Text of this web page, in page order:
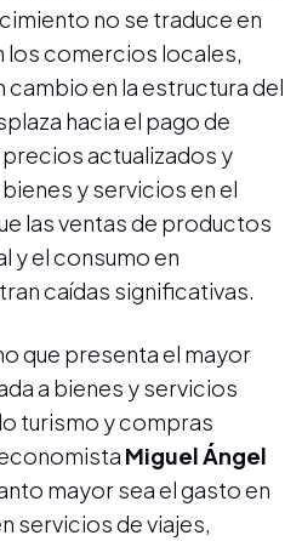
no se traduce en
los comercios locales,
cambio en la estructura del
hacia el pago de
actualizados y
y servicios en el
las ventas de productos
y el consumo en
caídas significativas.
que presenta el mayor
a bienes y servicios
turismo y compras
Miguel Ángel
mayor sea el gasto en
servicios de viajes,